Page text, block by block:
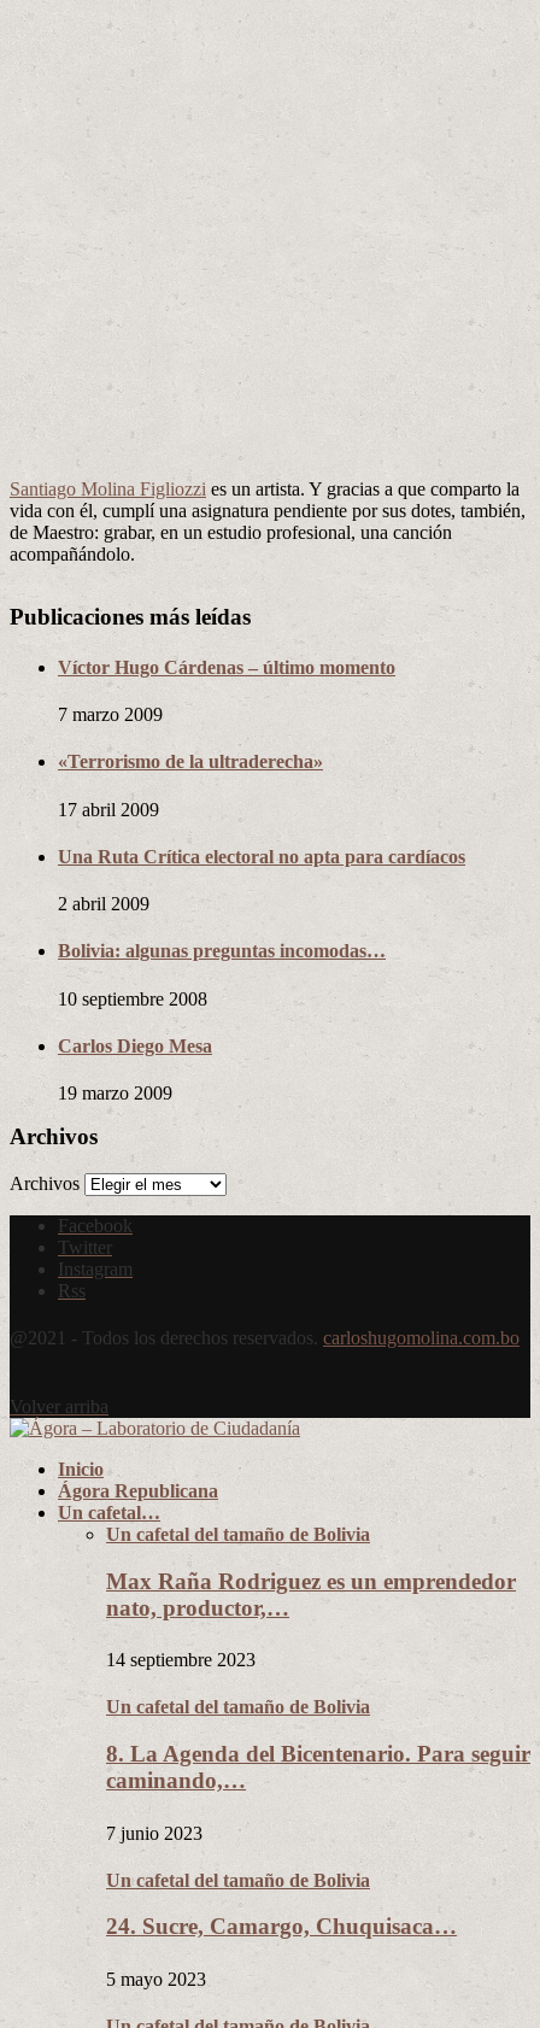
Santiago Molina Figliozzi es un artista. Y gracias a que comparto la
vida con él, cumplí una asignatura pendiente por sus dotes, también,
de Maestro: grabar, en un estudio profesional, una canción
acompañándolo.
Publicaciones más leídas
Víctor Hugo Cárdenas – último momento
7 marzo 2009
«Terrorismo de la ultraderecha»
17 abril 2009
Una Ruta Crítica electoral no apta para cardíacos
2 abril 2009
Bolivia: algunas preguntas incomodas…
10 septiembre 2008
Carlos Diego Mesa
19 marzo 2009
Archivos
Archivos
Facebook
Twitter
Instagram
Rss
@2021 - Todos los derechos reservados. carloshugomolina.com.bo
Volver arriba
Inicio
Ágora Republicana
Un cafetal…
Un cafetal del tamaño de Bolivia
Max Raña Rodriguez es un emprendedor
nato, productor,…
14 septiembre 2023
Un cafetal del tamaño de Bolivia
8. La Agenda del Bicentenario. Para seguir
caminando,…
7 junio 2023
Un cafetal del tamaño de Bolivia
24. Sucre, Camargo, Chuquisaca…
5 mayo 2023